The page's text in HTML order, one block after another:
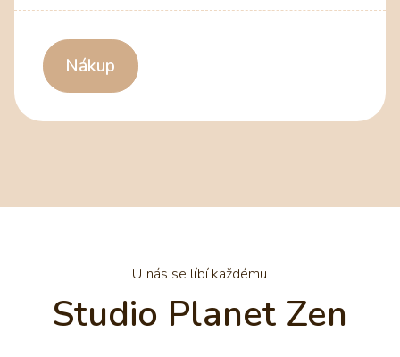
Nákup
U nás se líbí každému
Studio Planet Zen